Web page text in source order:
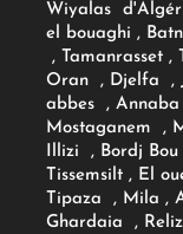
Wiyalas
el bouaghi ,
, Tamanrasset ,
Oran , Djelfa ,
abbes ,
Mostaganem ,
Illizi , Bordj
Tissemsilt , El
Tipaza , Mila ,
Ghardaia ,